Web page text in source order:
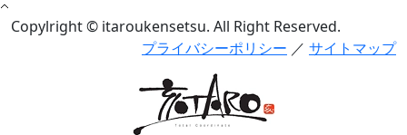
Copylright © itaroukensetsu. All Right Reserved.
プライバシーポリシー ／ サイトマップ